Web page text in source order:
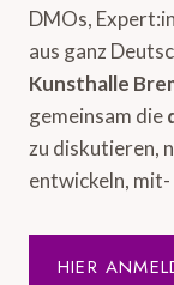
DMOs,
aus ganz
Kunsthalle
gemeinsam die
zu diskutieren,
entwickeln, mit-
HIER